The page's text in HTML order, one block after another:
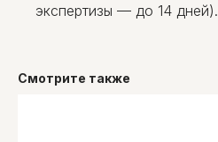
экспертизы — до 14 дней).
Смотрите также